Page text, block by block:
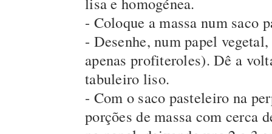
- Coloque a massa num saco
- Desenhe, num papel
apenas profiteroles). Dê a
tabuleiro liso.
- Com o saco pasteleiro na
porções de massa com cerca